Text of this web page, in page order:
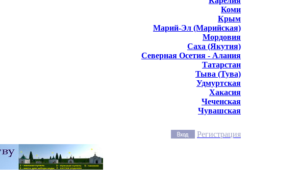
Коми
Крым
Марий-Эл (Марийская)
Мордовия
Саха (Якутия)
Северная Осетия - Алания
Татарстан
Тыва (Тува)
Удмуртская
Хакасия
Чеченская
Чувашская
Регистрация